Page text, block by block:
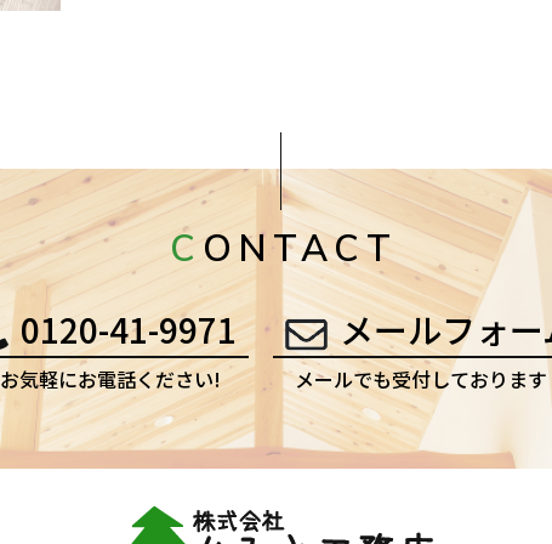
CONTACT
0120-41-9971
お気軽にお電話ください!
メールフォー
メールでも受付しております